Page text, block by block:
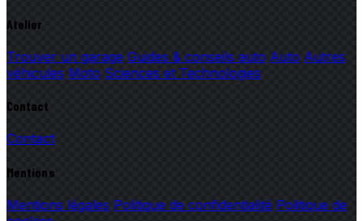
Atelier
Trouver un garage Guides & conseils auto Auto Autres
véhicules Moto Sciences et Technologies
Contact
Contact
Mentions
Mentions légales Politique de confidentialité Politique de